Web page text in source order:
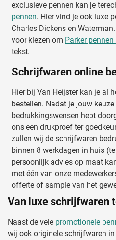
exclusieve pennen kan je
pennen. Hier vind je ook luxe
Charles Dickens en
voor kiezen om Parker
tekst.
Schrijfwaren online
Hier bij Van Heijster kan je al
bestellen. Nadat je jouw
bedrukkingswensen hebt
ons een drukproef ter
zullen wij de schrijfwaren
binnen 8 werkdagen in huis
persoonlijk advies op maat
met één van onze
offerte of sample van het
Van luxe schrijfwaren
Naast de vele promotionele
wij ook originele schrijfwaren